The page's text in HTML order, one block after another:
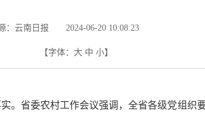
：云南日报 2024-06-20 10:08:23
【字体： 大 中 小】
。省委农村工作会议强调，全省各级党组织